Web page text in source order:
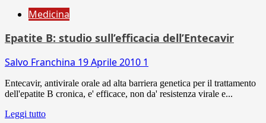
Medicina
Epatite B: studio sull’efficacia dell’Entecavir
Salvo Franchina 19 Aprile 2010 1
Entecavir, antivirale orale ad alta barriera genetica per il trattamento
dell'epatite B cronica, e' efficace, non da' resistenza virale e...
Leggi tutto